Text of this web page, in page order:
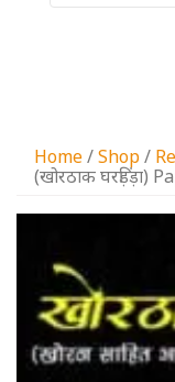
Home/Shop/
(खोरठाक घरड़िंड़ा)